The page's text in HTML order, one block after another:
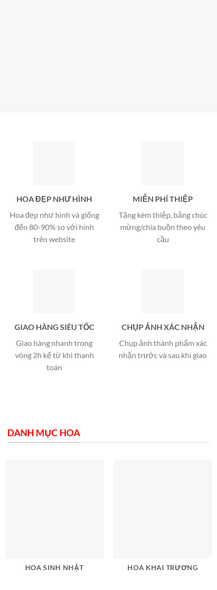
HOA ĐẸP NHƯ HÌNH
Hoa đẹp như hình và giống
đến 80-90% so với hình
trên website
MIỄN PHÍ THIỆP
Tặng kèm thiệp, bảng chúc
mừng/chia buồn theo yêu
cầu
GIAO HÀNG SIÊU TỐC
Giao hàng nhanh trong
vòng 2h kể từ khi thanh
toán
CHỤP ẢNH XÁC NHẬN
Chụp ảnh thành phẩm xác
nhận trước và sau khi giao
DANH MỤC HOA
HOA SINH NHẬT HOA KHAI TRƯƠNG